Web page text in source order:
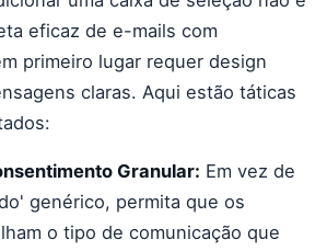
eficaz de e-mails com
primeiro lugar requer design
claras. Aqui estão táticas
Granular: Em vez de
genérico, permita que os
o tipo de comunicação que